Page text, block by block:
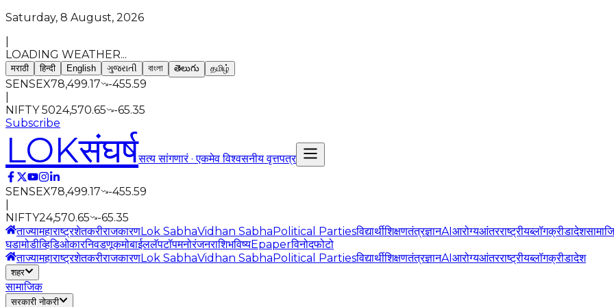
Saturday, 8 August, 2026
LOADING WEATHER...
मराठी हिन्दी English ગુજરાતી বাংলা తెలుగు தமிழ்
SENSEX78,499.17
-455.59
NIFTY 5024,570.65
-65.35
Subscribe
LOKसंघर्षसत्य सांगणारं · एकमेव विश्वसनीय वृत्तपत्र
SENSEX78,499.17
-455.59
NIFTY24,570.65
-65.35
ताज्यामहाराष्ट्रशेतकरीराजकारणLok SabhaVidhan SabhaPolitical Partiesविद्यार्थीशिक्षणतंत्रज्ञानAIआरोग्यआंतरराष्ट्रीयब्लॉगक्रीडादेश
घडामोडीव्हिडिओकारनिवडणूकमोबाईललॅपटॉपमनोरंजनराशिभविष्यEpaperविनोदफोटो
ताज्यामहाराष्ट्रशेतकरीराजकारणLok SabhaVidhan SabhaPolitical Partiesविद्यार्थीशिक्षणतंत्रज्ञानAIआरोग्यआंतरराष्ट्रीयब्लॉगक्रीडादेश
शहर
सामाजिक
सरकारी नोकरी